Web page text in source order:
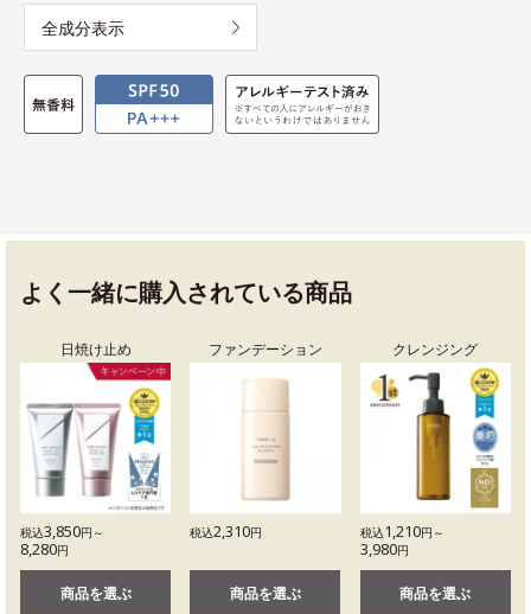
全成分表示
よく一緒に購入されている商品
日焼け止め
税込3,850円～
8,280円
商品を選ぶ
ファンデーション
税込2,310円
商品を選ぶ
クレンジング
税込1,210円～
3,980円
商品を選ぶ